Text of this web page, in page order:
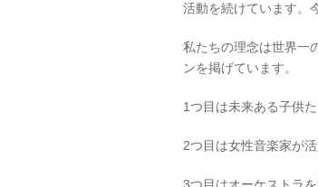
活動を続けています。
私たちの理念は世界一
ンを掲げています。
1つ目は未来ある子供
2つ目は女性音楽家が